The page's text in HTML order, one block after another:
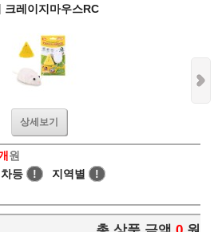
크레이지마우스RC
상세보기
원
등 ! 지역별
!